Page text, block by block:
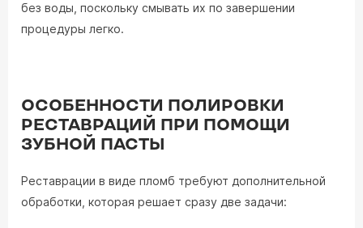
без воды, поскольку смывать их по завершении
процедуры легко.
ОСОБЕННОСТИ ПОЛИРОВКИ
РЕСТАВРАЦИЙ ПРИ ПОМОЩИ
ЗУБНОЙ ПАСТЫ
Реставрации в виде пломб требуют дополнительной
обработки, которая решает сразу две задачи: